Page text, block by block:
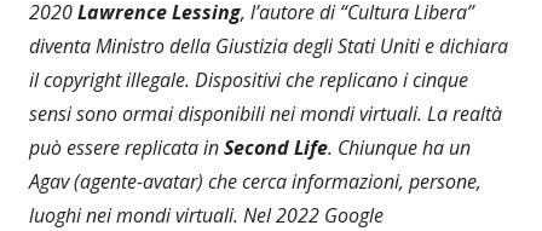
2020Lawrence Lessing, l’autore di “Cultura Libera”
diventa Ministro della Giustizia degli Stati Uniti e dichiara
il copyright illegale. Dispositivi che replicano i cinque
sensi sono ormai disponibili nei mondi virtuali. La realtà
può essere replicata inSecond Life. Chiunque ha un
Agav (agente-avatar) che cerca informazioni, persone,
luoghi nei mondi virtuali. Nel 2022 Google